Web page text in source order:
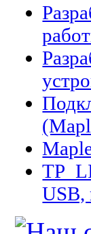
USB,